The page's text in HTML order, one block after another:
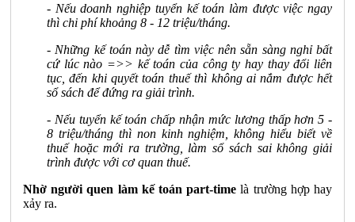
- Nếu doanh nghiệp tuyển kế toán làm được việc ngay
thì chi phí khoảng 8 - 12 triệu/tháng.
- Những kế toán này dễ tìm việc nên sẵn sàng nghỉ bất
cứ lúc nào =>> kế toán của công ty hay thay đổi liên
tục, đến khi quyết toán thuế thì không ai nắm được hết
sổ sách để đứng ra giải trình.
- Nếu tuyển kế toán chấp nhận mức lương thấp hơn 5 -
8 triệu/tháng thì non kinh nghiệm, không hiểu biết về
thuế hoặc mới ra trường, làm sổ sách sai không giải
trình được với cơ quan thuế.
Nhờ người quen làm kế toán part-time là trường hợp hay
xảy ra.